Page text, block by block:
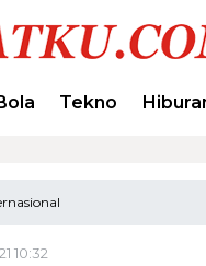
Tekno
10:32